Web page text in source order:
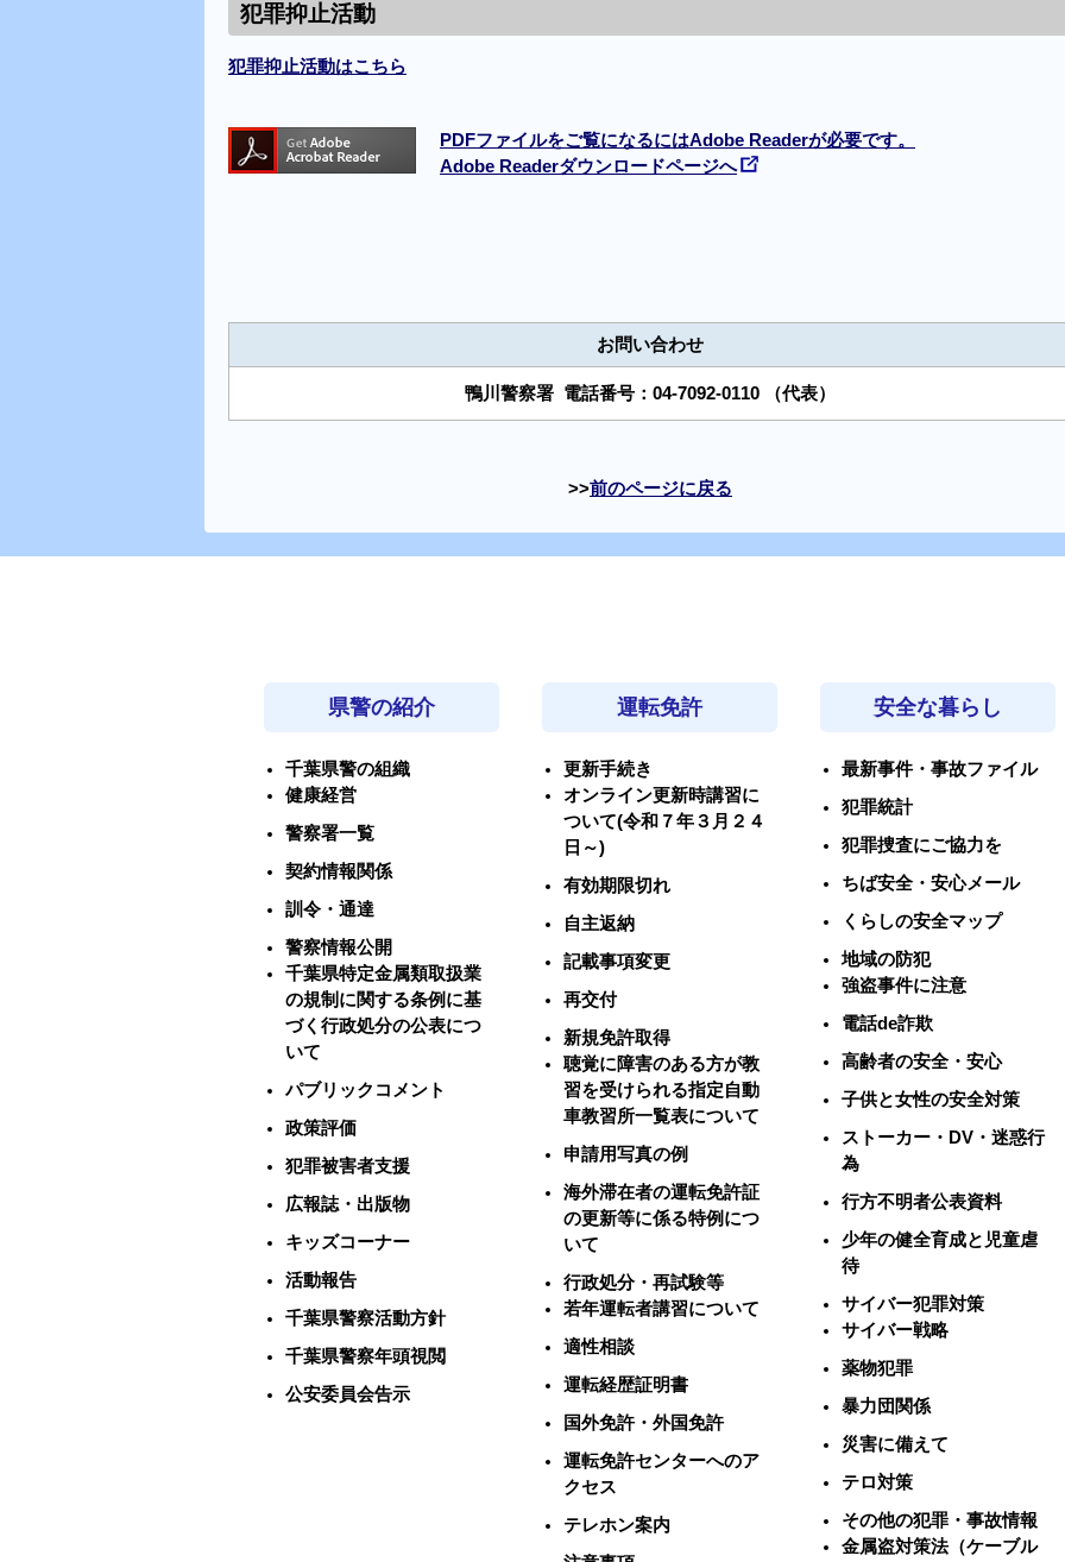
犯罪抑止活動
犯罪抑止活動はこちら
PDFファイルをご覧になるにはAdobe Readerが必要です。
Adobe Readerダウンロードページへ
お問い合わせ
鴨川警察署 電話番号： 04-7092-0110 （代表）
前のページに戻る
県警の紹介
千葉県警の組織
健康経営
警察署一覧
契約情報関係
訓令・通達
警察情報公開
千葉県特定金属類取扱業
の規制に関する条例に基
づく行政処分の公表につ
いて
パブリックコメント
政策評価
犯罪被害者支援
広報誌・出版物
キッズコーナー
活動報告
千葉県警察活動方針
千葉県警察年頭視閲
公安委員会告示
運転免許
更新手続き
オンライン更新時講習に
ついて(令和７年３月２４
日～)
有効期限切れ
自主返納
記載事項変更
再交付
新規免許取得
聴覚に障害のある方が教
習を受けられる指定自動
車教習所一覧表について
申請用写真の例
海外滞在者の運転免許証
の更新等に係る特例につ
いて
行政処分・再試験等
若年運転者講習について
適性相談
運転経歴証明書
国外免許・外国免許
運転免許センターへのア
クセス
テレホン案内
安全な暮らし
最新事件・事故ファイル
犯罪統計
犯罪捜査にご協力を
ちば安全・安心メール
くらしの安全マップ
地域の防犯
強盗事件に注意
電話de詐欺
高齢者の安全・安心
子供と女性の安全対策
ストーカー・DV・迷惑行
為
行方不明者公表資料
少年の健全育成と児童虐
待
サイバー犯罪対策
サイバー戦略
薬物犯罪
暴力団関係
災害に備えて
テロ対策
その他の犯罪・事故情報
金属盗対策法（ケーブル